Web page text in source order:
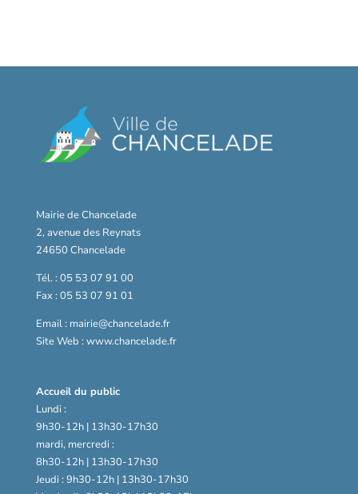
Mairie de Chancelade
2, avenue des Reynats
24650 Chancelade
Tél. : 05 53 07 91 00
Fax : 05 53 07 91 01
Email : mairie@chancelade.fr
Site Web : www.chancelade.fr
Accueil du public
Lundi :
9h30-12h | 13h30-17h30
mardi, mercredi :
8h30-12h | 13h30-17h30
Jeudi : 9h30-12h | 13h30-17h30